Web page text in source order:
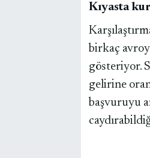
Kıyasta
birkaç
gösteriyor.
gelirine
başvuruyu